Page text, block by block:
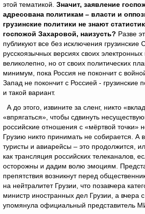
этой тематикой. Значит, заявление
адресована политикам – власти и
грузинские политики не знают
госпожой Захаровой, наизусть? Разве
публикуют все без исключения
русскоязычных версиях своих
великолепно, но от своих политических
минимум, пока Россия не покончит с
Запад не покончит с Россией - грузинские
и такой вариант.
А до этого, извините за сленг, никто
«впрягаться», чтобы сдвинуть
российские отношения с «мёртвой точки»
Грузию никто принимать не собирается. А
туристы и авиарейсы – это продолжится,
как трансляция российских телеканалов,
осторожны и дадим волю эмоциям.
препятствия возникнут перед
на нейтралитет Грузии, что позавчера
министр иностранных дел Грузии, а вчера
упомянула официальный представитель